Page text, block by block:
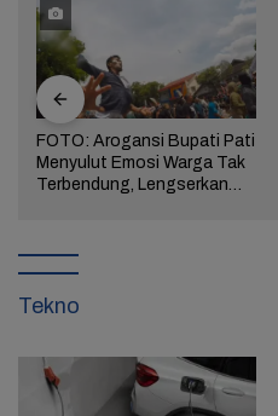
FOTO: Arogansi Bupati Pati
Menyulut Emosi Warga Tak
Terbendung, Lengserkan
Tekno